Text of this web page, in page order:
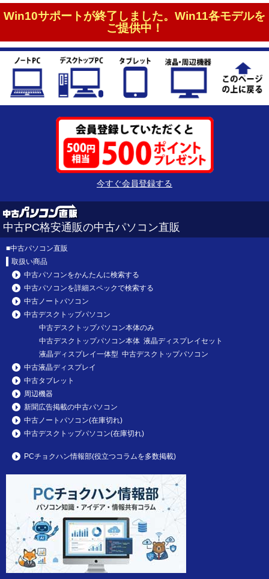
Win10サポートが終了しました。Win11各モデルを
ご提供中！
今すぐ会員登録する
中古PC格安通販の中古パソコン直販
■中古パソコン直販
取扱い商品
中古パソコンをかんたんに検索する
中古パソコンを詳細スペックで検索する
中古ノートパソコン
中古デスクトップパソコン
中古デスクトップパソコン本体のみ
中古デスクトップパソコン本体 液晶ディスプレイセット
液晶ディスプレイ一体型 中古デスクトップパソコン
中古液晶ディスプレイ
中古タブレット
周辺機器
新聞広告掲載の中古パソコン
中古ノートパソコン(在庫切れ)
中古デスクトップパソコン(在庫切れ)
PCチョクハン情報部(役立つコラムを多数掲載)